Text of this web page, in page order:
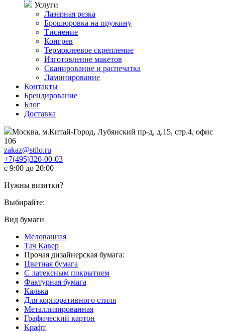
Услуги
Лазерная резка
Брошюровка на пружину
Тиснение
Конгрев
Термоклеевое скрепление
Изготовление макетов
Сканирование и распечатка
Ламинирование
Контакты
Брендирование
Блог
Доставка
Москва, м.Китай-Город, Лубянский пр-д, д.15, стр.4, офис
106
zakaz@stilo.ru
+7(495)320-00-03
с 9:00 до 20:00
Нужны визитки?
Выбирайте:
Вид бумаги
Мелованная
Тач Кавер
Прочая дизайнерская бумага:
Цветная бумага
С латексным покрытием
Фактурная бумага
Калька
Для корпоративного стиля
Металлизированная
Графический картон
Крафт